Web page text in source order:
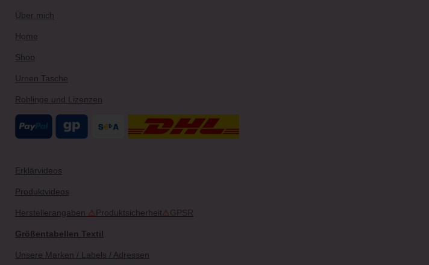
Über mich
Home
Shop
Urnen Tasche
Rohlinge und Lizenzen
Erklärvideos
Produktvideos
Herstellerangaben ⚠ Produktsicherheit⚠ GPSR
Größentabellen Textil
Unsere Marken / Labels / Adressen